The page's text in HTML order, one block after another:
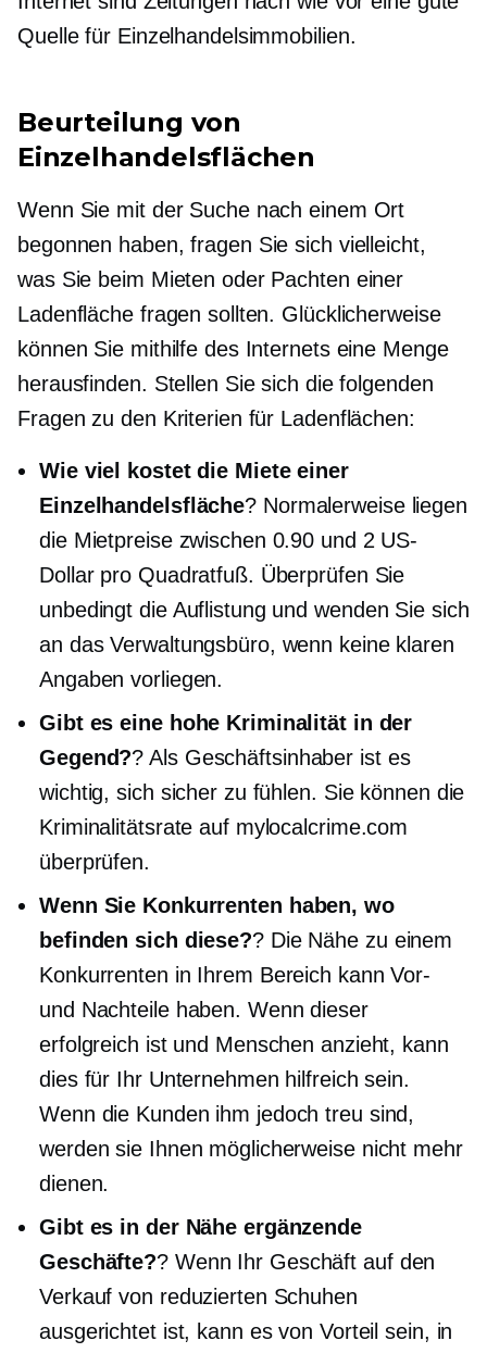
Quelle für Einzelhandelsimmobilien.
Beurteilung von
Einzelhandelsflächen
Wenn Sie mit der Suche nach einem Ort
begonnen haben, fragen Sie sich vielleicht,
was Sie beim Mieten oder Pachten einer
Ladenfläche fragen sollten. Glücklicherweise
können Sie mithilfe des Internets eine Menge
herausfinden. Stellen Sie sich die folgenden
Fragen zu den Kriterien für Ladenflächen:
Wie viel kostet die Miete einer
Einzelhandelsfläche? Normalerweise liegen
die Mietpreise zwischen 0.90 und 2 US-
Dollar pro Quadratfuß. Überprüfen Sie
unbedingt die Auflistung und wenden Sie sich
an das Verwaltungsbüro, wenn keine klaren
Angaben vorliegen.
Gibt es eine hohe Kriminalität in der
Gegend?? Als Geschäftsinhaber ist es
wichtig, sich sicher zu fühlen. Sie können die
Kriminalitätsrate auf mylocalcrime.com
überprüfen.
Wenn Sie Konkurrenten haben, wo
befinden sich diese?? Die Nähe zu einem
Konkurrenten in Ihrem Bereich kann Vor-
und Nachteile haben. Wenn dieser
erfolgreich ist und Menschen anzieht, kann
dies für Ihr Unternehmen hilfreich sein.
Wenn die Kunden ihm jedoch treu sind,
werden sie Ihnen möglicherweise nicht mehr
dienen.
Gibt es in der Nähe ergänzende
Geschäfte?? Wenn Ihr Geschäft auf den
Verkauf von reduzierten Schuhen
ausgerichtet ist, kann es von Vorteil sein, in